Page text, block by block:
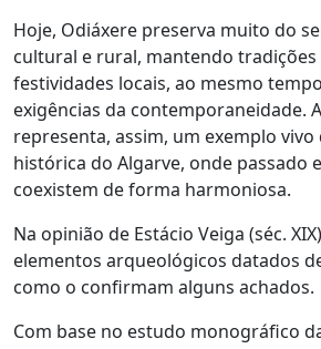
Hoje, Odiáxere preserva muito do
cultural e rural, mantendo tradições
festividades locais, ao mesmo
exigências da contemporaneidade.
representa, assim, um exemplo
histórica do Algarve, onde passado
coexistem de forma harmoniosa.
Na opinião de Estácio Veiga (séc.
elementos arqueológicos datados
como o confirmam alguns achados.
Com base no estudo monográfico